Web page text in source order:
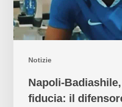
Notizie
Napoli-
fiducia: il